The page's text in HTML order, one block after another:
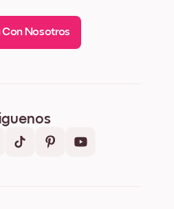
Con Nosotros